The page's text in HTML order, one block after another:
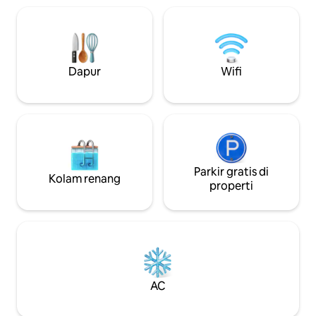
dijangkau.
📍 Lokasi yang
Dapur Wifi
Kolam renang
Parkir gratis di
properti
AC